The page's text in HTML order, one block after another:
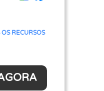
RECURSOS